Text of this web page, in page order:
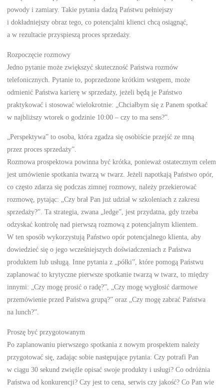
powody i zamiary. Takie pytania dadzą Państwu pełniejszy
i dokładniejszy obraz tego, co potencjalni klienci chcą osiągnąć,
a w rezultacie przyspieszą proces sprzedaży.
Rozpoczęcie rozmowy
Jedno pytanie może zwiększyć skuteczność Państwa rozmów
telefonicznych. Pytanie to, poprzedzone krótkim wstępem, może
odmienić Państwa karierę w sprzedaży, jeżeli będą je Państwo
praktykować i stosować wielokrotnie: „Chciałbym się z Panem spotkać
w najbliższy wtorek o godzinie 10:00 – czy to ma sens?”.
„Perspektywa” to osoba, która zgadza się osobiście przejść ze mną
przez proces sprzedaży”.
Rozmowa prospektowa powinna być krótka, ponieważ ostatecznym celem
jest umówienie spotkania twarzą w twarz. Jeżeli napotkają Państwo opór,
co często zdarza się podczas zimnej rozmowy, należy przekierować
rozmowę, pytając: „Czy brał Pan już udział w szkoleniach z zakresu
sprzedaży?”. Ta strategia, zwana „ledge”, jest przydatna, gdy trzeba
odzyskać kontrolę nad pierwszą rozmową z potencjalnym klientem.
W ten sposób wykorzystują Państwo opór potencjalnego klienta, aby
dowiedzieć się o jego wcześniejszych doświadczeniach z Państwa
produktem lub usługą. Inne pytania z „półki”, które pomogą Państwu
zaplanować to krytyczne pierwsze spotkanie twarzą w twarz, to między
innymi: „Czy mogę prosić o radę?”, „Czy mogę wygłosić darmowe
przemówienie przed Państwa grupą?” oraz „Czy mogę zabrać Państwa
na lunch?”.
Proszę być przygotowanym
Po zaplanowaniu pierwszego spotkania z nowym prospektem należy
przygotować się, zadając sobie następujące pytania: Czy potrafi Pan
w ciągu 30 sekund zwięźle opisać swoje produkty i usługi? Co odróżnia
Państwa od konkurencji? Czy jest to cena, serwis czy jakość? Co Pan wie